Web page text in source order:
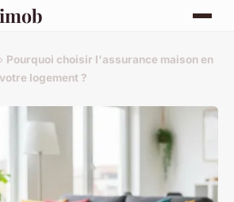
› Pourquoi choisir l'assurance maison en
logement ?